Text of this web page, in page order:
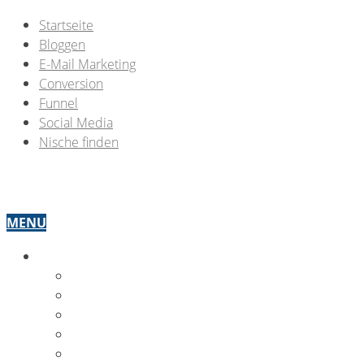
Startseite
Bloggen
E-Mail Marketing
Conversion
Funnel
Social Media
Nische finden
MENU